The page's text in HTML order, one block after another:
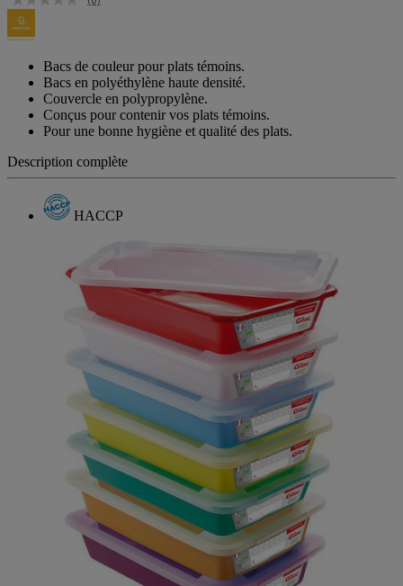
Bacs de couleur pour plats témoins.
Bacs en polyéthylène haute densité.
Couvercle en polypropylène.
Conçus pour contenir vos plats témoins.
Description complète